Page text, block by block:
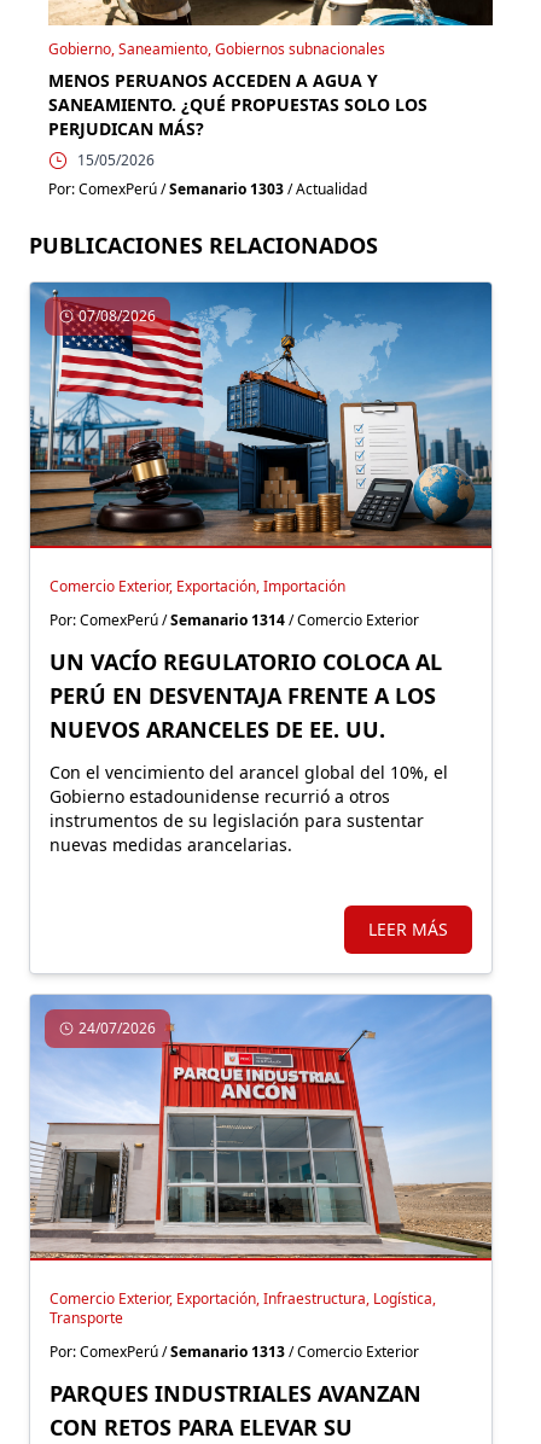
Gobierno, Saneamiento, Gobiernos subnacionales
MENOS PERUANOS ACCEDEN A AGUA Y
SANEAMIENTO. ¿QUÉ PROPUESTAS SOLO LOS
PERJUDICAN MÁS?
15/05/2026
Por: ComexPerú /Semanario 1303/ Actualidad
PUBLICACIONES RELACIONADOS
07/08/2026
Comercio Exterior, Exportación, Importación
Por: ComexPerú /Semanario 1314/ Comercio Exterior
UN VACÍO REGULATORIO COLOCA AL
PERÚ EN DESVENTAJA FRENTE A LOS
NUEVOS ARANCELES DE EE. UU.
Con el vencimiento del arancel global del 10%, el
Gobierno estadounidense recurrió a otros
instrumentos de su legislación para sustentar
nuevas medidas arancelarias.
LEER MÁS
24/07/2026
Comercio Exterior, Exportación, Infraestructura, Logística,
Transporte
Por: ComexPerú /Semanario 1313/ Comercio Exterior
PARQUES INDUSTRIALES AVANZAN
CON RETOS PARA ELEVAR SU